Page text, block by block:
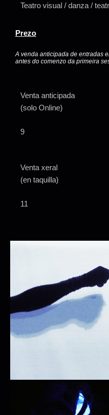
Teatro visual / danza /
Prezo
A venda anticipada de entradas
antes do comenzo da primeira
Venta anticipada
(solo Online)
9
Venta xeral
(en taquilla)
11